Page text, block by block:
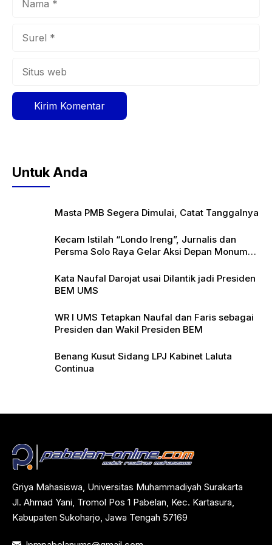
Untuk Anda
Masta PMB Segera Dimulai, Catat Tanggalnya
Kecam Istilah “Londo Ireng”, Jurnalis dan
Persma Solo Raya Gelar Aksi Depan Monumen
Kata Naufal Darojat usai Dilantik jadi Presiden
BEM UMS
WR I UMS Tetapkan Naufal dan Faris sebagai
Presiden dan Wakil Presiden BEM
Benang Kusut Sidang LPJ Kabinet Laluta
Continua
Griya Mahasiswa, Universitas Muhammadiyah Surakarta
Jl. Ahmad Yani, Tromol Pos 1 Pabelan, Kec. Kartasura,
Kabupaten Sukoharjo, Jawa Tengah 57169